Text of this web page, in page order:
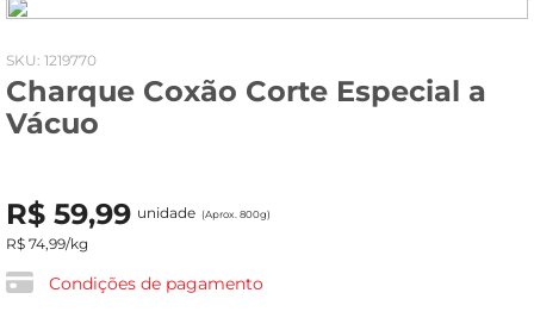
: 1219770
Charque Coxão Corte Especial a
Vácuo
R$ 59,99 unidade (Aprox. 800g)
R$ 74,99/kg
Condições de pagamento
fogao
café
cerveja
leite
vinho
leite pó